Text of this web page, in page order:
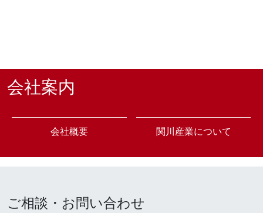
会社案内
会社概要 関川産業について
ご相談・お問い合わせ